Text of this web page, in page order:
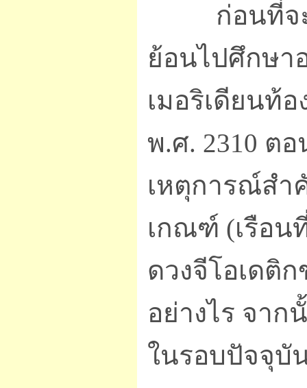
ก่อนที่จะพ
ย้อนไปศึกษา
เมอริเดียนท้
พ.ศ. 2310 ต
เหตุการณ์สำ
เกณฑ์ (เรือน
ดวงจีโอเดติ
อย่างไร จาก
ในรอบปัจจุบั